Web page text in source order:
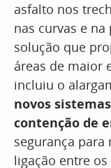
asfalto nos
nas curvas e
solução que
áreas de maior
incluiu o
novos
contenção de
segurança
ligação entre